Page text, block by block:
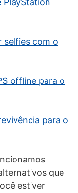
PlayStation
selfies com o
offline para o
para o
que
estiver